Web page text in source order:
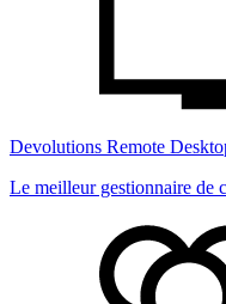
Devolutions Remote
Le meilleur gestionnaire de